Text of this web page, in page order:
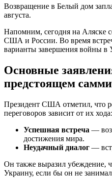
Возвращение в Белый дом
августа.
Напомним, сегодня на Аляске
США и России. Во время
варианты завершения войны в
Основные
предстоящем
Президент США отметил, что
переговоров зависит от их хода:
Успешная встреча —
достижения мира.
Неудачный диалог —
Он также выразил убеждение,
Украину, если бы он не